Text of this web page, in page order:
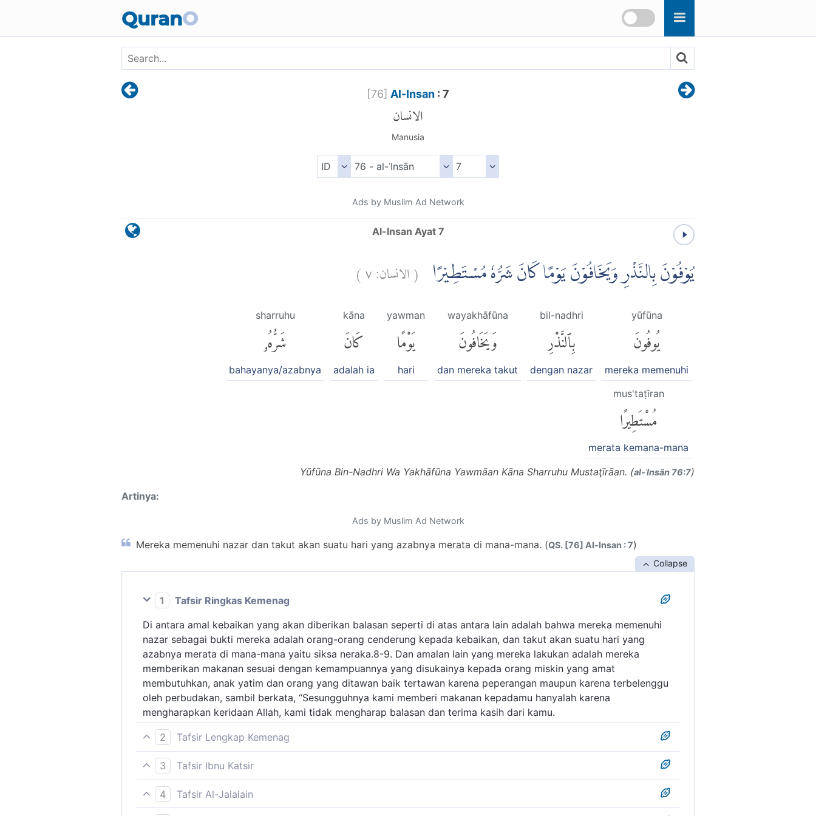
QuranO
[76] Al-Insan: 7
الانسان
Manusia
Ads by Muslim Ad Network
Al-Insan Ayat 7
يُوْفُوْنَ بِالنَّذْرِ وَيَخَافُوْنَ يَوْمًا كَانَ شَرُّهٗ مُسْتَطِيْرًا (الانسان:٧)
yūfūna
يُوفُونَ
mereka memenuhi
bil-nadhri
بِٱلنَّذْرِ
dengan nazar
wayakhāfūna
وَيَخَافُونَ
dan mereka takut
yawman
يَوْمًا
hari
kāna
كَانَ
adalah ia
sharruhu
شَرُّهُۥ
bahayanya/azabnya
mus'taṭīran
مُسْتَطِيرًا
merata kemana-mana
Yūfūna Bin-Nadhri Wa Yakhāfūna Yawmāan Kāna Sharruhu Mustaţīrāan. (al-ʾInsān 76:7)
Artinya:
Ads by Muslim Ad Network
Mereka memenuhi nazar dan takut akan suatu hari yang azabnya merata di mana-mana. (QS. [76] Al-Insan : 7)
Collapse
1
Tafsir Ringkas Kemenag
Di antara amal kebaikan yang akan diberikan balasan seperti di atas antara lain adalah bahwa mereka memenuhi
nazar sebagai bukti mereka adalah orang-orang cenderung kepada kebaikan, dan takut akan suatu hari yang
azabnya merata di mana-mana yaitu siksa neraka.8-9. Dan amalan lain yang mereka lakukan adalah mereka
memberikan makanan sesuai dengan kemampuannya yang disukainya kepada orang miskin yang amat
membutuhkan, anak yatim dan orang yang ditawan baik tertawan karena peperangan maupun karena terbelenggu
oleh perbudakan, sambil berkata, “Sesungguhnya kami memberi makanan kepadamu hanyalah karena
mengharapkan keridaan Allah, kami tidak mengharap balasan dan terima kasih dari kamu.
2
Tafsir Lengkap Kemenag
Ayat ini dan beberapa ayat berikutnya menyebutkan beberapa sifat orang-orang abrar (berbuat kebaikan), yaitu:
mereka menunaikan nazar dan takut akan suatu hari yang azabnya merata di mana-mana. Menunaikan nazar
adalah menepati suatu kewajiban yang datang dari pribadi sendiri dalam rangka menaati Allah. Berbeda dengan
kewajiban syara (agama) yang datang dari Allah, maka nazar bersifat pembebanan yang timbul karena keinginan
3
Tafsir Ibnu Katsir
Firman Allah Swt:
4
Tafsir Al-Jalalain